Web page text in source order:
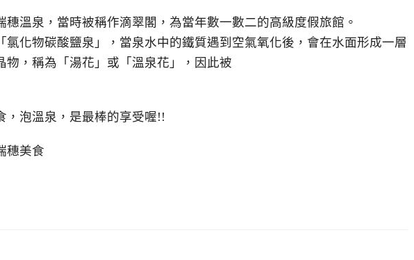
穗溫泉，當時被稱作滴翠閣，為當年數一數二的高級度假旅館。
氯化物碳酸鹽泉」，當泉水中的鐵質遇到空氣氧化後，會在水面形成一層
物，稱為「湯花」或「溫泉花」，因此被
，泡溫泉，是最棒的享受喔!!
穗美食